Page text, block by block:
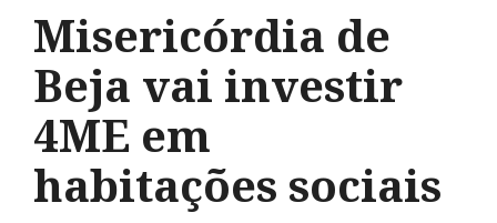
Misericórdia de
Beja vai investir
4ME em
habitações sociais